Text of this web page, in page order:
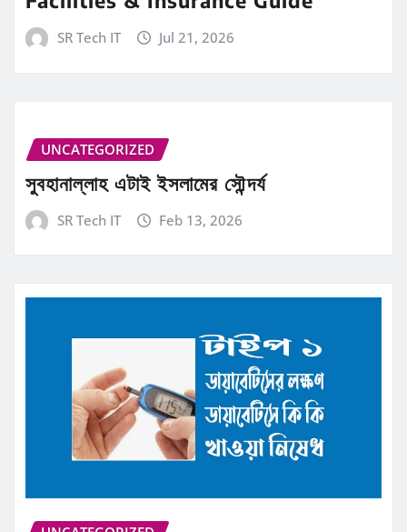
SR Tech IT Jul 21, 2026
UNCATEGORIZED
সুবহানাল্লাহ এটাই ইসলামের সৌন্দর্য
SR Tech IT Feb 13, 2026